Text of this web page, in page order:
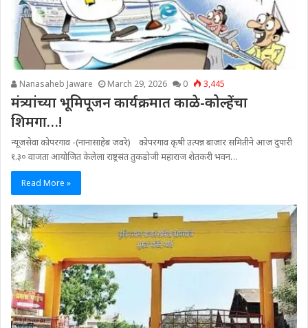
Nanasaheb Jaware March 29, 2026 0 3,445
मंत्र्यांच्या भूमिपूजन कार्यक्रमात काळे-कोल्हेंचा
शिमगा…!
न्यूजसेवा कोपरगाव -(नानासाहेब जवरे) कोपरगाव कृषी उत्पन्न बाजार समितीने आज दुपारी
१.३० वाजता आयोजित केलेला राष्ट्रसंत तुकडोजी महाराज शेतकरी भवन…
Read More »